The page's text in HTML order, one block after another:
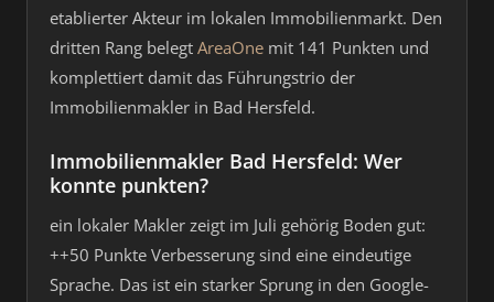
etablierter Akteur im lokalen Immobilienmarkt. Den
dritten Rang belegt AreaOne mit 141 Punkten und
komplettiert damit das Führungstrio der
Immobilienmakler in Bad Hersfeld.
Immobilienmakler Bad Hersfeld: Wer
konnte punkten?
ein lokaler Makler zeigt im Juli gehörig Boden gut:
++50 Punkte Verbesserung sind eine eindeutige
Sprache. Das ist ein starker Sprung in den Google-